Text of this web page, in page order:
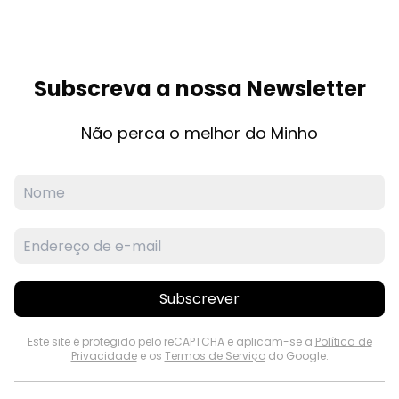
Subscreva a nossa Newsletter
Não perca o melhor do Minho
Subscrever
Este site é protegido pelo reCAPTCHA e aplicam-se a Política de
Privacidadee os Termos de Serviçodo Google.